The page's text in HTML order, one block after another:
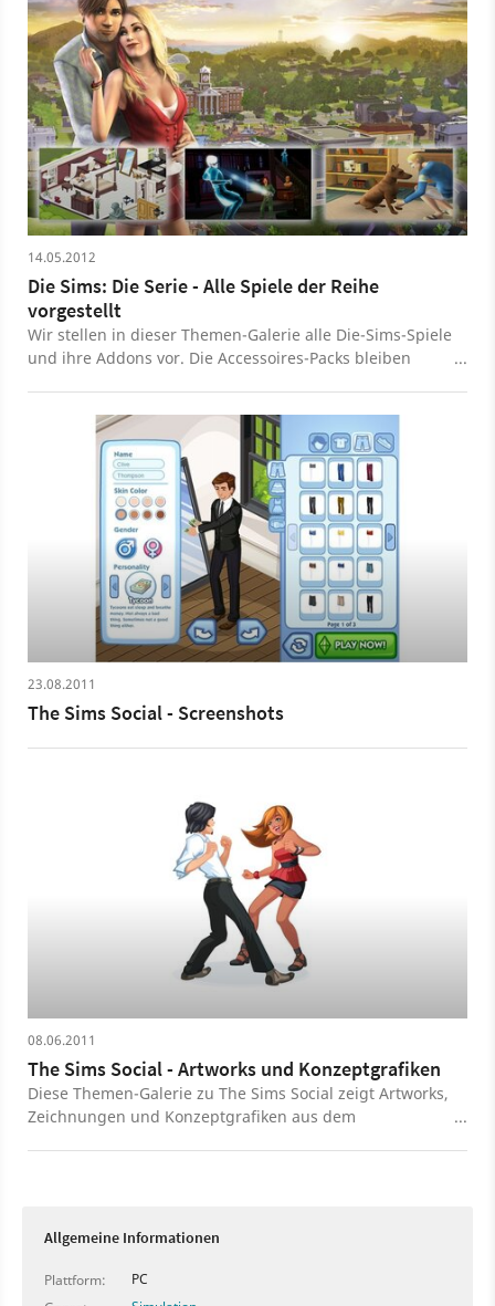
Spiel PC Lebenssimulation
Electronic Arts
Playfish
The Sims Social Simulation
14.05.2012
Die Sims: Die Serie - Alle Spiele der Reihe
vorgestellt
Wir stellen in dieser Themen-Galerie alle Die-Sims-Spiele
und ihre Addons vor. Die Accessoires-Packs bleiben
23.08.2011
The Sims Social - Screenshots
08.06.2011
The Sims Social - Artworks und Konzeptgrafiken
Diese Themen-Galerie zu The Sims Social zeigt Artworks,
Zeichnungen und Konzeptgrafiken aus dem
Allgemeine Informationen
Plattform:
PC